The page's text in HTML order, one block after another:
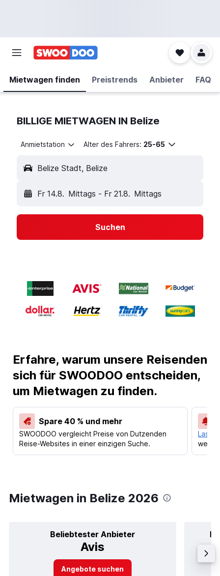
Mietwagen finden Preistrends Anbieter FAQ
BILLIGE MIETWAGEN IN Belize
Anmietstation Alter des Fahrers: 25-65
Belize Stadt, Belize
Fr 14.8. Mittags - Fr 21.8. Mittags
Suchen
Erfahre, warum unsere Reisenden
sich für SWOODOO entscheiden,
um Mietwagen zu finden.
Spare 40 % und mehr
SWOODOO vergleicht Preise von Dutzenden
Reise-Websites in einer einzigen Suche.
Lass
Mietwagen in Belize 2026
Beliebtester Anbieter
Avis
Angebote suchen